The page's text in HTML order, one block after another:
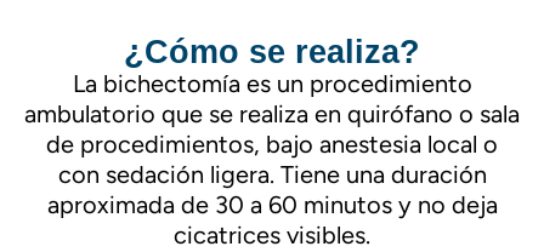
¿Cómo se realiza?
La bichectomía es un procedimiento
ambulatorio que se realiza en quirófano o sala
de procedimientos, bajo anestesia local o
con sedación ligera. Tiene una duración
aproximada de 30 a 60 minutos y no deja
cicatrices visibles.